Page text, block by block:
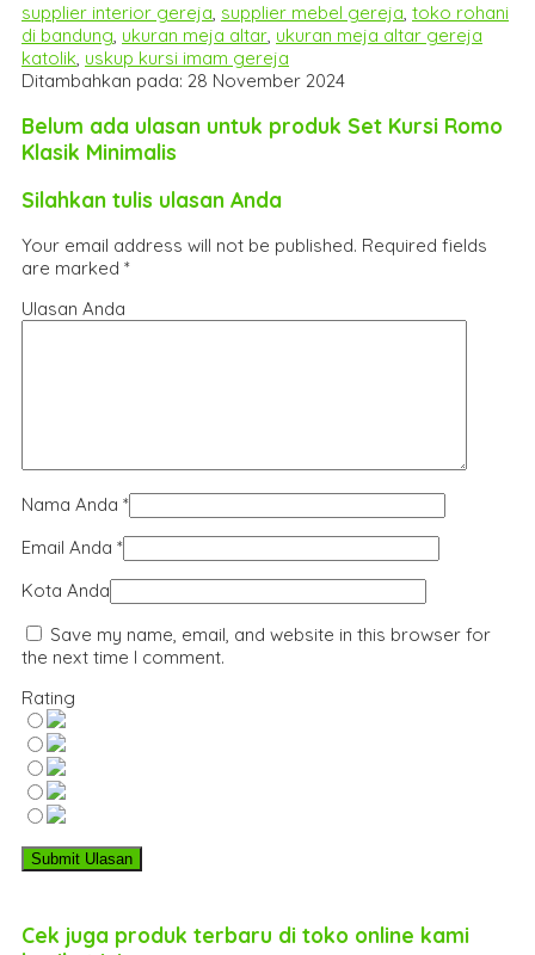
supplier interior gereja, supplier mebel gereja, toko rohani
di bandung, ukuran meja altar, ukuran meja altar gereja
katolik, uskup kursi imam gereja
Ditambahkan pada: 28 November 2024
Belum ada ulasan untuk produk Set Kursi Romo
Klasik Minimalis
Silahkan tulis ulasan Anda
Your email address will not be published. Required fields
are marked *
Ulasan Anda
Nama Anda *
Email Anda *
Kota Anda
Save my name, email, and website in this browser for
the next time I comment.
Rating
Cek juga produk terbaru di toko online kami